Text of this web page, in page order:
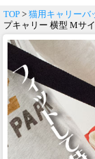
TOP > 猫用キャリーバ
プキャリー 横型 Mサ